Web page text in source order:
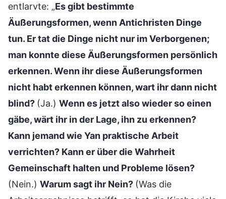
entlarvte: „Es gibt bestimmte
Äußerungsformen, wenn Antichristen Dinge
tun. Er tat die Dinge nicht nur im Verborgenen;
man konnte diese Äußerungsformen persönlich
erkennen. Wenn ihr diese Äußerungsformen
nicht habt erkennen können, wart ihr dann nicht
blind? (Ja.) Wenn es jetzt also wieder so einen
gäbe, wärt ihr in der Lage, ihn zu erkennen?
Kann jemand wie Yan praktische Arbeit
verrichten? Kann er über die Wahrheit
Gemeinschaft halten und Probleme lösen?
(Nein.) Warum sagt ihr Nein? (Was die